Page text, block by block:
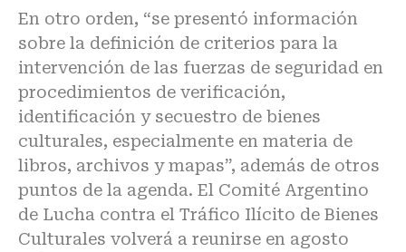
En otro orden, “se presentó información
sobre la definición de criterios para la
intervención de las fuerzas de seguridad en
procedimientos de verificación,
identificación y secuestro de bienes
culturales, especialmente en materia de
libros, archivos y mapas”, además de otros
puntos de la agenda. El Comité Argentino
de Lucha contra el Tráfico Ilícito de Bienes
Culturales volverá a reunirse en agosto